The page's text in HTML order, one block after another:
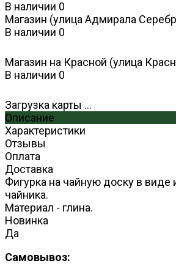
В наличии 0
Магазин (улица Адмирала
В наличии 0
Магазин на Красной (улица
В наличии 0
Загрузка карты ...
Описание
Характеристики
Отзывы
Оплата
Доставка
Фигурка на чайную доску в виде
чайника.
Материал - глина.
Новинка
Да
Самовывоз: